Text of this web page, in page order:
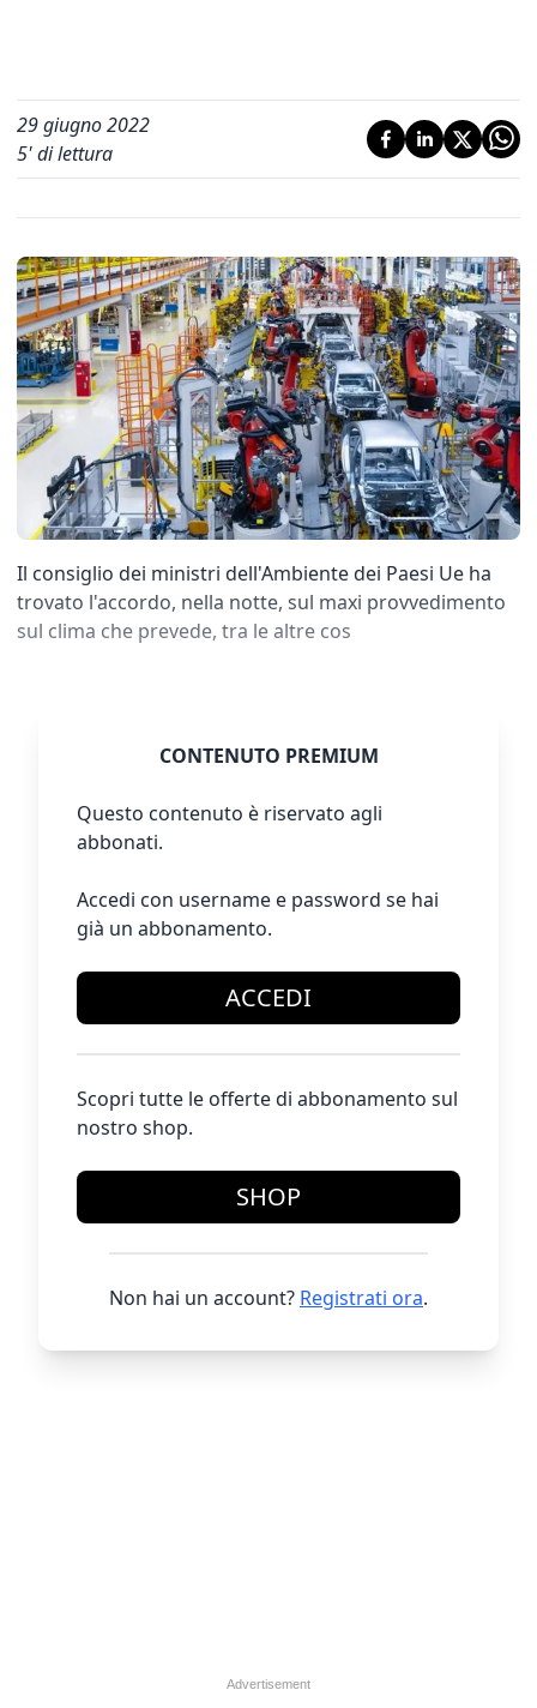
29 giugno 2022
5' di lettura
Il consiglio dei ministri dell'Ambiente dei Paesi Ue ha
trovato l'accordo, nella notte, sul maxi provvedimento
sul clima che prevede, tra le altre cos
CONTENUTO PREMIUM
Questo contenuto è riservato agli
abbonati.
Accedi con username e password se hai
già un abbonamento.
ACCEDI
Scopri tutte le offerte di abbonamento sul
nostro shop.
SHOP
Non hai un account? Registrati ora.